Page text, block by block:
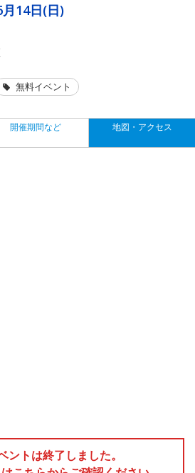
14日(日)
無料イベント
開催期間など 地図・アクセス
ントは終了しました。